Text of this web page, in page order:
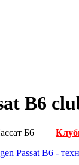
B6
Б6
Passat B6 -